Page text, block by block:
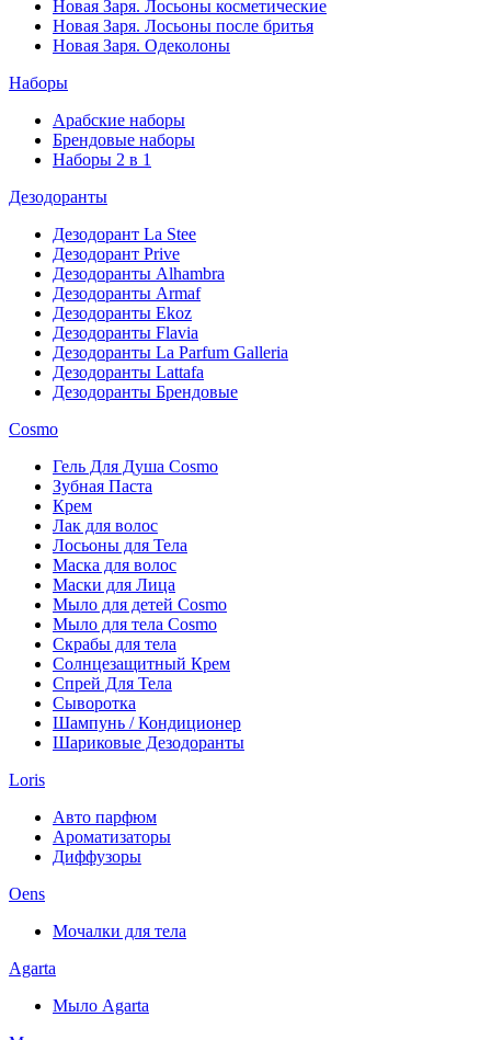
Новая Заря. Лосьоны косметические
Новая Заря. Лосьоны после бритья
Новая Заря. Одеколоны
Наборы
Арабские наборы
Брендовые наборы
Наборы 2 в 1
Дезодоранты
Дезодорант La Stee
Дезодорант Prive
Дезодоранты Alhambra
Дезодоранты Armaf
Дезодоранты Ekoz
Дезодоранты Flavia
Дезодоранты La Parfum Galleria
Дезодоранты Lattafa
Дезодоранты Брендовые
Cosmo
Гель Для Душа Cosmo
Зубная Паста
Крем
Лак для волос
Лосьоны для Тела
Маска для волос
Маски для Лица
Мыло для детей Cosmo
Мыло для тела Cosmo
Скрабы для тела
Солнцезащитный Крем
Спрей Для Тела
Сыворотка
Шампунь / Кондиционер
Шариковые Дезодоранты
Loris
Авто парфюм
Ароматизаторы
Диффузоры
Oens
Мочалки для тела
Agarta
Мыло Agarta